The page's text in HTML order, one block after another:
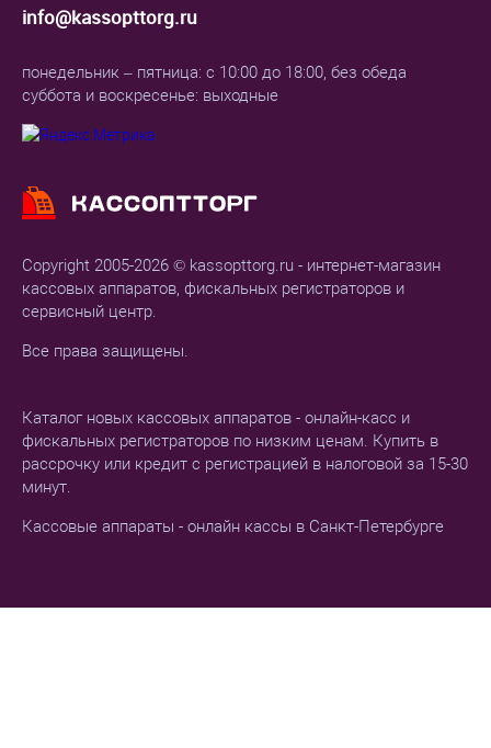
Copyright 2005-2026 © kassopttorg.ru - интернет-магазин
кассовых аппаратов, фискальных регистраторов и
сервисный центр.
Все права защищены.
Каталог новых кассовых аппаратов - онлайн-касс и
фискальных регистраторов по низким ценам. Купить в
рассрочку или кредит с регистрацией в налоговой за 15-30
минут.
Кассовые аппараты - онлайн кассы в Санкт-Петербурге
info@kassopttorg.ru
понедельник – пятница: с 10:00 до 18:00, без обеда
суббота и воскресенье: выходные